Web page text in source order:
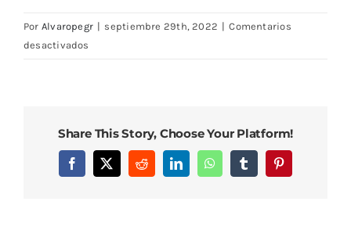
Por Alvaropegr | septiembre 29th, 2022 | Comentarios
desactivados
Share This Story, Choose Your Platform!
Facebook
X RedditLinkedInWhatsAppTumblrPinterest